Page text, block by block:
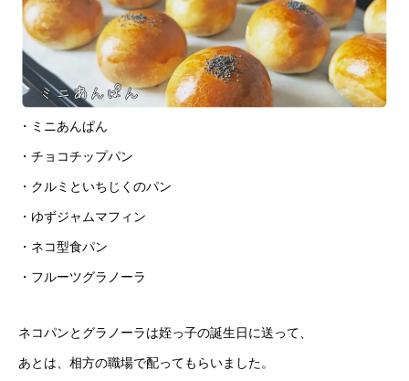
・ミニあんぱん
・チョコチップパン
・クルミといちじくのパン
・ゆずジャムマフィン
・ネコ型食パン
・フルーツグラノーラ
ネコパンとグラノーラは姪っ子の誕生日に送って、
あとは、相方の職場で配ってもらいました。